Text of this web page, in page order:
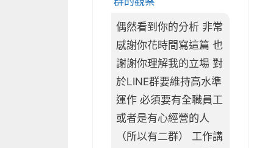
偶然看到你的分析 非常
感謝你花時間寫這篇 也
謝謝你理解我的立場 對
於LINE群要維持高水準
運作 必須要有全職員工
或者是有心經營的人
（所以有二群） 工作講